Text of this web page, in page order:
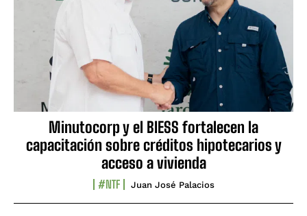
Minutocorp y el BIESS fortalecen la
capacitación sobre créditos hipotecarios y
acceso a vivienda
#NTF Juan José Palacios